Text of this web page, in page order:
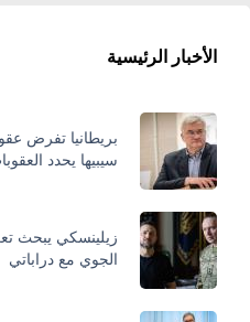
الأخبار الرئيسية
بريطانيا تفرض
سيبيها يحدد
زيلينسكي يبحث
الجوي مع دراباتي